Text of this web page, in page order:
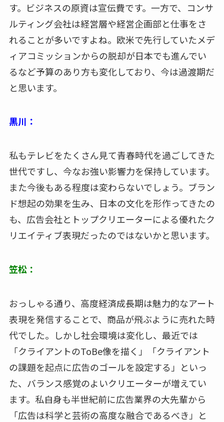
す。ビジネスの原資は宣伝費です。一方で、コンサ
ルティング会社は経営層や経営企画部と仕事をさ
れることが多いですよね。欧米で先行していたメデ
ィアコミッションからの脱却が日本でも進んでい
るなど予算のあり方も変化しており、今は過渡期だ
と思います。
黒川：
私もテレビをたくさん見て青春時代を過ごしてきた
世代ですし、今なお強い影響力を保持しています。
また今後もある程度は変わらないでしょう。ブラン
ド想起の効果を生み、日本の文化を形作ってきたの
も、広告会社とトップクリエーターによる優れたク
リエイティブ表現だったのではないかと思います。
笠松：
おっしゃる通り、高度経済成長期は魅力的なアート
表現を発信することで、商品が飛ぶように売れた時
代でした。しかし社会環境は変化し、最近では
「クライアントのToBe像を描く」「クライアント
の課題を起点に広告のゴールを設定する」といっ
た、バランス感覚のよいクリエーターが増えてい
ます。私自身も半世紀前に広告業界の大先輩から
「広告は科学と芸術の高度な融合であるべき」と